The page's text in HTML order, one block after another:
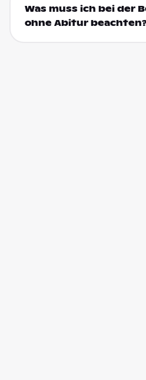
Was muss ich bei der
ohne Abitur